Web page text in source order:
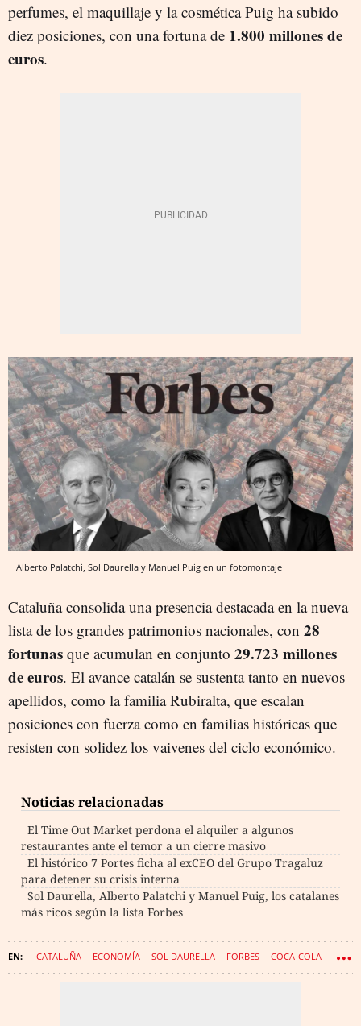
perfumes, el maquillaje y la cosmética Puig ha subido
diez posiciones, con una fortuna de 1.800 millones de
euros.
Alberto Palatchi, Sol Daurella y Manuel Puig en un fotomontaje
Cataluña consolida una presencia destacada en la nueva
lista de los grandes patrimonios nacionales, con 28
fortunas que acumulan en conjunto 29.723 millones
de euros. El avance catalán se sustenta tanto en nuevos
apellidos, como la familia Rubiralta, que escalan
posiciones con fuerza como en familias históricas que
resisten con solidez los vaivenes del ciclo económico.
Noticias relacionadas
El Time Out Market perdona el alquiler a algunos
restaurantes ante el temor a un cierre masivo
El histórico 7 Portes ficha al exCEO del Grupo Tragaluz
para detener su crisis interna
Sol Daurella, Alberto Palatchi y Manuel Puig, los catalanes
más ricos según la lista Forbes
CATALUÑA ECONOMÍA SOL DAURELLA FORBES COCA-COLA